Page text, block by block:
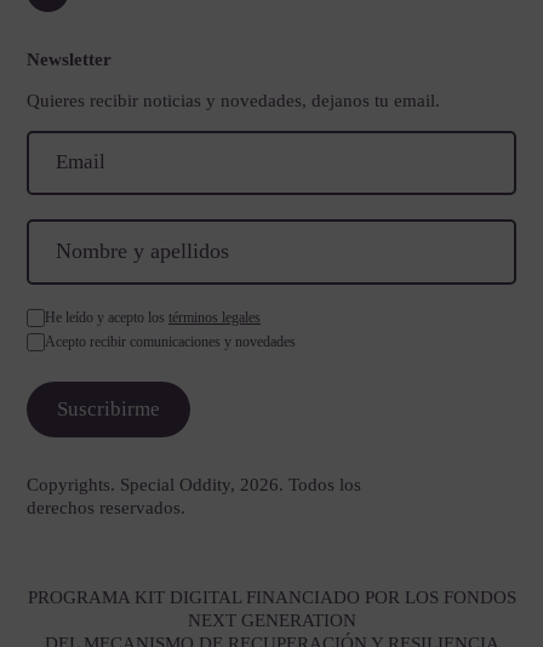
Newsletter
Quieres recibir noticias y novedades, dejanos tu email.
He leído y acepto los términos legales
Acepto recibir comunicaciones y novedades
Copyrights. Special Oddity, 2026. Todos los
derechos reservados.
PROGRAMA KIT DIGITAL FINANCIADO POR LOS FONDOS
NEXT GENERATION